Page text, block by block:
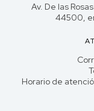
Av. De las
44500,
Horario de